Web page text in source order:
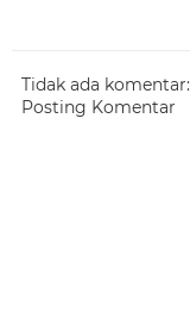
Tidak ada komentar:
Posting Komentar